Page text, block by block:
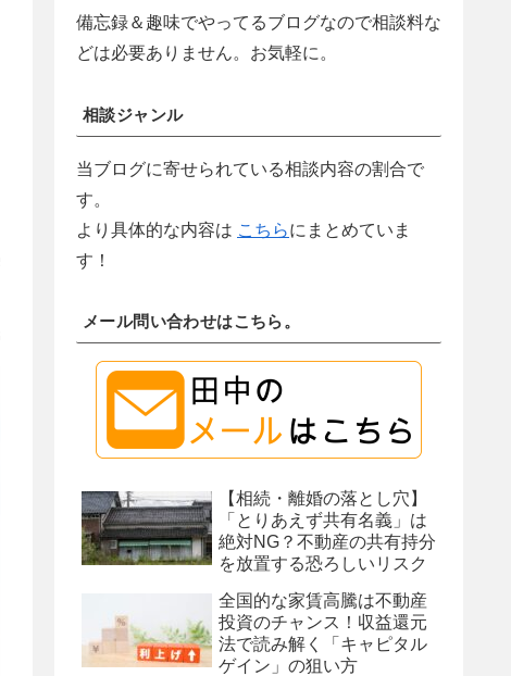
備忘録＆趣味でやってるブログなので相談料な
どは必要ありません。お気軽に。
相談ジャンル
当ブログに寄せられている相談内容の割合で
す。
より具体的な内容は こちらにまとめていま
す！
メール問い合わせはこちら。
【相続・離婚の落とし穴】
「とりあえず共有名義」は
絶対NG？不動産の共有持分
を放置する恐ろしいリスク
全国的な家賃高騰は不動産
投資のチャンス！収益還元
法で読み解く「キャピタル
ゲイン」の狙い方